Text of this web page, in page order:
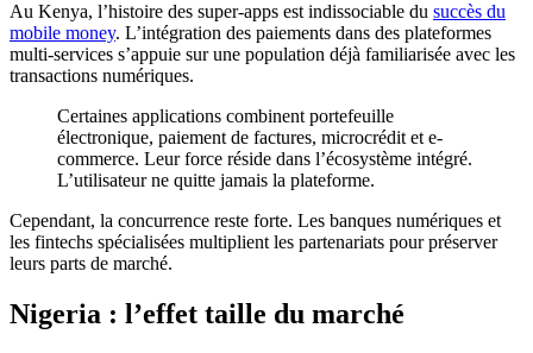
Au Kenya, l’histoire des super-apps est indissociable du succès du
mobile money. L’intégration des paiements dans des plateformes
multi-services s’appuie sur une population déjà familiarisée avec les
transactions numériques.
Certaines applications combinent portefeuille
électronique, paiement de factures, microcrédit et e-
commerce. Leur force réside dans l’écosystème intégré.
L’utilisateur ne quitte jamais la plateforme.
Cependant, la concurrence reste forte. Les banques numériques et
les fintechs spécialisées multiplient les partenariats pour préserver
leurs parts de marché.
Nigeria : l’effet taille du marché